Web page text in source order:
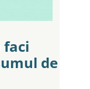
faci
de